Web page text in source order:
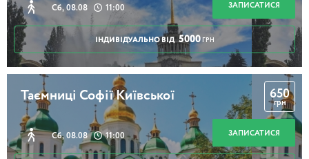
Сб, 08.08 11:00 ЗАПИСАТИСЯ
ІНДИВІДУАЛЬНО ВІД 5000 ГРН
Таємниці Софії Київської
Сб, 08.08 11:00
650
грн
ЗАПИСАТИСЯ